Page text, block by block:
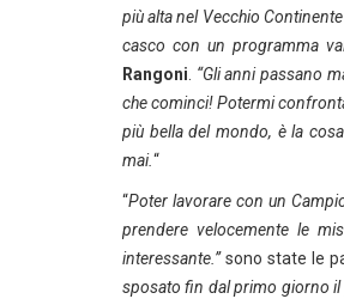
più alta nel Vecchio
casco con un programma
Rangoni. “Gli anni passano
che cominci! Potermi
più bella del mondo, è la
mai.“
“Poter lavorare con un
prendere velocemente le
interessante.”sono state le
sposato fin dal primo giorno il